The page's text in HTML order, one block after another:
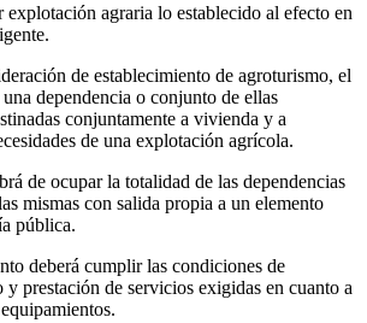
explotación agraria lo establecido al efecto en
de establecimiento de agroturismo, el
dependencia o conjunto de ellas
conjuntamente a vivienda y a
de una explotación agrícola.
de ocupar la totalidad de las dependencias
mismas con salida propia a un elemento
pública.
deberá cumplir las condiciones de
prestación de servicios exigidas en cuanto a